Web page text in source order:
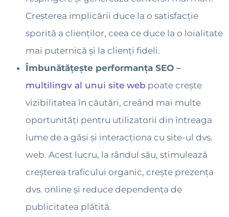
Creșterea implicării duce la o satisfacție
sporită a clienților, ceea ce duce la o loialitate
mai puternică și la clienți fideli.
Îmbunătățește performanța SEO –
multilingv al unui site web poate crește
vizibilitatea în căutări, creând mai multe
oportunități pentru utilizatorii din întreaga
lume de a găsi și interacționa cu site-ul dvs.
web. Acest lucru, la rândul său, stimulează
creșterea traficului organic, crește prezența
dvs. online și reduce dependența de
publicitatea plătită.